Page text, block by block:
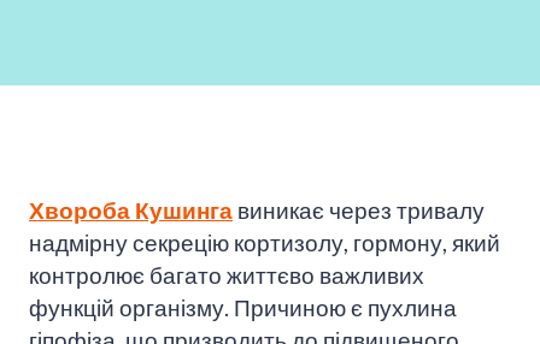
Хвороба Кушинга виникає через тривалу
надмірну секрецію кортизолу, гормону, який
контролює багато життєво важливих
функцій організму. Причиною є пухлина